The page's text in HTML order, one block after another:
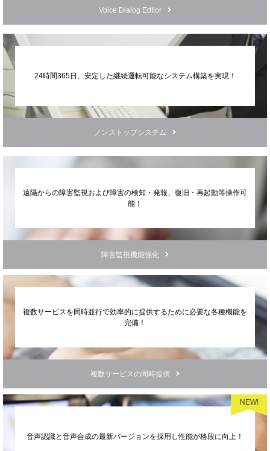
Voice Dialog Edtior
24時間365日、安定した継続運転可能なシステム構築を実現！
ノンストップシステム
遠隔からの障害監視および障害の検知・発報、復旧・再起動等操作可
能！
障害監視機能強化
複数サービスを同時並行で効率的に提供するために必要な各種機能を
完備！
複数サービスの同時提供
NEW!
音声認識と音声合成の最新バージョンを採用し性能が格段に向上！